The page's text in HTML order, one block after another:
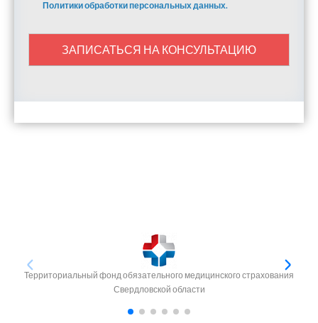
Политики обработки персональных данных.
ЗАПИСАТЬСЯ НА КОНСУЛЬТАЦИЮ
Территориальный фонд обязательного медицинского страхования
Свердловской области